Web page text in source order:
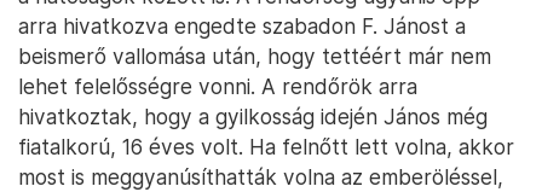
arra hivatkozva engedte szabadon F. Jánost a
beismerő vallomása után, hogy tettéért már nem
lehet felelősségre vonni. A rendőrök arra
hivatkoztak, hogy a gyilkosság idején János még
fiatalkorú, 16 éves volt. Ha felnőtt lett volna, akkor
most is meggyanúsíthatták volna az emberöléssel,